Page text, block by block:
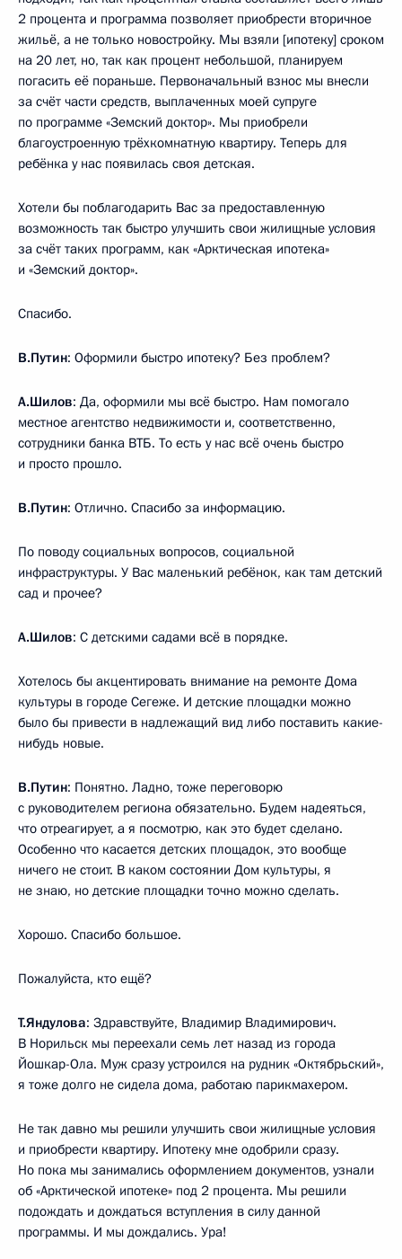
2 процента и программа позволяет приобрести вторичное
жильё, а не только новостройку. Мы взяли [ипотеку] сроком
на 20 лет, но, так как процент небольшой, планируем
погасить её пораньше. Первоначальный взнос мы внесли
за счёт части средств, выплаченных моей супруге
по программе «Земский доктор». Мы приобрели
благоустроенную трёхкомнатную квартиру. Теперь для
ребёнка у нас появилась своя детская.
Хотели бы поблагодарить Вас за предоставленную
возможность так быстро улучшить свои жилищные условия
за счёт таких программ, как «Арктическая ипотека»
и «Земский доктор».
Спасибо.
В.Путин: Оформили быстро ипотеку? Без проблем?
А.Шилов: Да, оформили мы всё быстро. Нам помогало
местное агентство недвижимости и, соответственно,
сотрудники банка ВТБ. То есть у нас всё очень быстро
и просто прошло.
В.Путин: Отлично. Спасибо за информацию.
По поводу социальных вопросов, социальной
инфраструктуры. У Вас маленький ребёнок, как там детский
сад и прочее?
А.Шилов: С детскими садами всё в порядке.
Хотелось бы акцентировать внимание на ремонте Дома
культуры в городе Сегеже. И детские площадки можно
было бы привести в надлежащий вид либо поставить какие-
нибудь новые.
В.Путин: Понятно. Ладно, тоже переговорю
с руководителем региона обязательно. Будем надеяться,
что отреагирует, а я посмотрю, как это будет сделано.
Особенно что касается детских площадок, это вообще
ничего не стоит. В каком состоянии Дом культуры, я
не знаю, но детские площадки точно можно сделать.
Хорошо. Спасибо большое.
Пожалуйста, кто ещё?
Т.Яндулова: Здравствуйте, Владимир Владимирович.
В Норильск мы переехали семь лет назад из города
Йошкар-Ола. Муж сразу устроился на рудник «Октябрьский»,
я тоже долго не сидела дома, работаю парикмахером.
Не так давно мы решили улучшить свои жилищные условия
и приобрести квартиру. Ипотеку мне одобрили сразу.
Но пока мы занимались оформлением документов, узнали
об «Арктической ипотеке» под 2 процента. Мы решили
подождать и дождаться вступления в силу данной
программы. И мы дождались. Ура!